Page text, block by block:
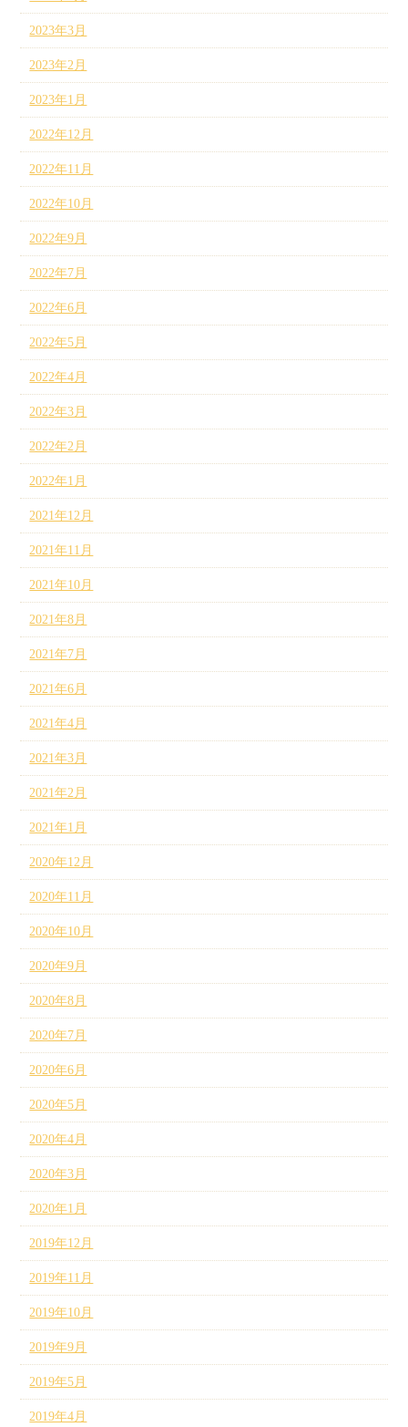
2023年3月
2023年2月
2023年1月
2022年12月
2022年11月
2022年10月
2022年9月
2022年7月
2022年6月
2022年5月
2022年4月
2022年3月
2022年2月
2022年1月
2021年12月
2021年11月
2021年10月
2021年8月
2021年7月
2021年6月
2021年4月
2021年3月
2021年2月
2021年1月
2020年12月
2020年11月
2020年10月
2020年9月
2020年8月
2020年7月
2020年6月
2020年5月
2020年4月
2020年3月
2020年1月
2019年12月
2019年11月
2019年10月
2019年9月
2019年5月
2019年4月